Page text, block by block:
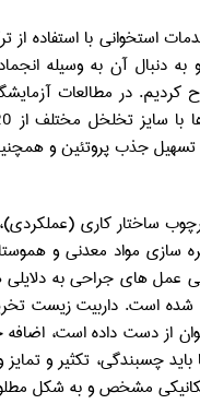
استخوانی با استفاده
به دنبال آن به وسیله
کردیم. در مطالعات
جذب پروتئین و
ساختار کاری
سازی مواد معدنی و
عمل های جراحی به
شده است. داربیت زیست
از دست داده است،
چسبندگی، تکثیر و تمایز
مشخص و به شکل